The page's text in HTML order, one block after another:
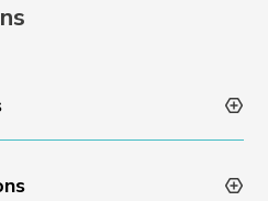
par des professionnels en